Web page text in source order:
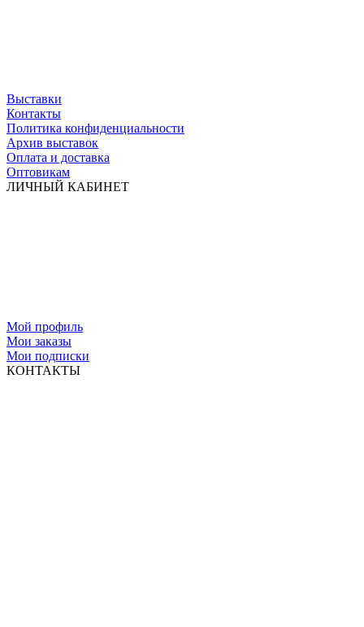
Выставки
Контакты
Политика конфиденциальности
Архив выставок
Оплата и доставка
Оптовикам
ЛИЧНЫЙ КАБИНЕТ
Мой профиль
Мои заказы
Мои подписки
КОНТАКТЫ